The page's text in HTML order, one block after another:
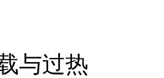
与过热